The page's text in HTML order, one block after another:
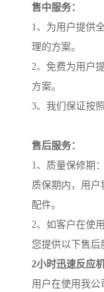
售中服务：
1、为用户提供
理的方案。
2、免费为用户
方案。
3、我们保证按
售后服务：
1、质量保修期
质保期内，用
配件。
2、如客户在使
您提供以下售后
2小时迅速反应
用户在使用我公